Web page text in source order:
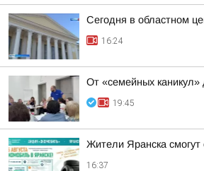
Сегодня в областном
16:24
От «семейных каникул»
19:45
Жители Яранска смогут
16:37